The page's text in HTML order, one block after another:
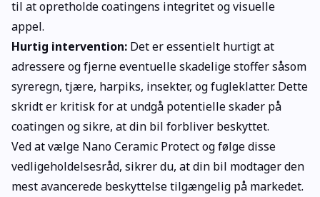
til at opretholde coatingens integritet og visuelle
appel.
Hurtig intervention: Det er essentielt hurtigt at
adressere og fjerne eventuelle skadelige stoffer såsom
syreregn, tjære, harpiks, insekter, og fugleklatter. Dette
skridt er kritisk for at undgå potentielle skader på
coatingen og sikre, at din bil forbliver beskyttet.
Ved at vælge Nano Ceramic Protect og følge disse
vedligeholdelsesråd, sikrer du, at din bil modtager den
mest avancerede beskyttelse tilgængelig på markedet.